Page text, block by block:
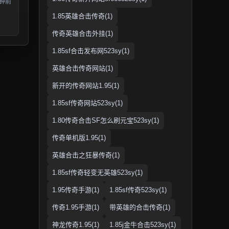
1.85英雄合击传奇(1)
传奇英雄合击外挂(1)
1.85sf合击发布网523sy(1)
英雄合击传奇网站(1)
新开的传奇网站1.95(1)
1.85sf传奇网站523sy(1)
1.80传奇合击SF怎么刷元宝523sy(1)
传奇单机版1.95(1)
英雄合击之狂暴传奇(1)
1.85sf传奇轻变无英雄523sy(1)
1.95传奇手游(1) 1.85sf传奇523sy(1)
传奇1.95手游(1) 带英雄的合击传奇(1)
神龙传奇1.95(1) 1.85j金牛合击523sy(1)